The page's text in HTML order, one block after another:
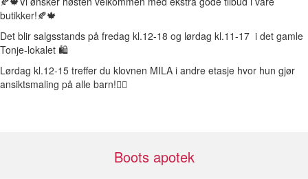
butikker!🍂🍁
Det blir salgsstands på fredag kl.12-18 og lørdag kl.11-17 i det gamle
Tonje-lokalet 🛍
Lørdag kl.12-15 treffer du klovnen MILA i andre etasje hvor hun gjør
ansiktsmaling på alle barn!🧚‍♀️
Boots apotek